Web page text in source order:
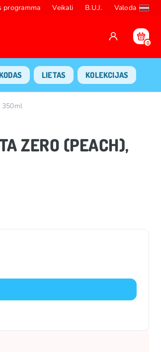
programma Veikali B.U.J. Valoda
0
LIETAS KOLEKCIJAS
350ml
ZERO (PEACH),